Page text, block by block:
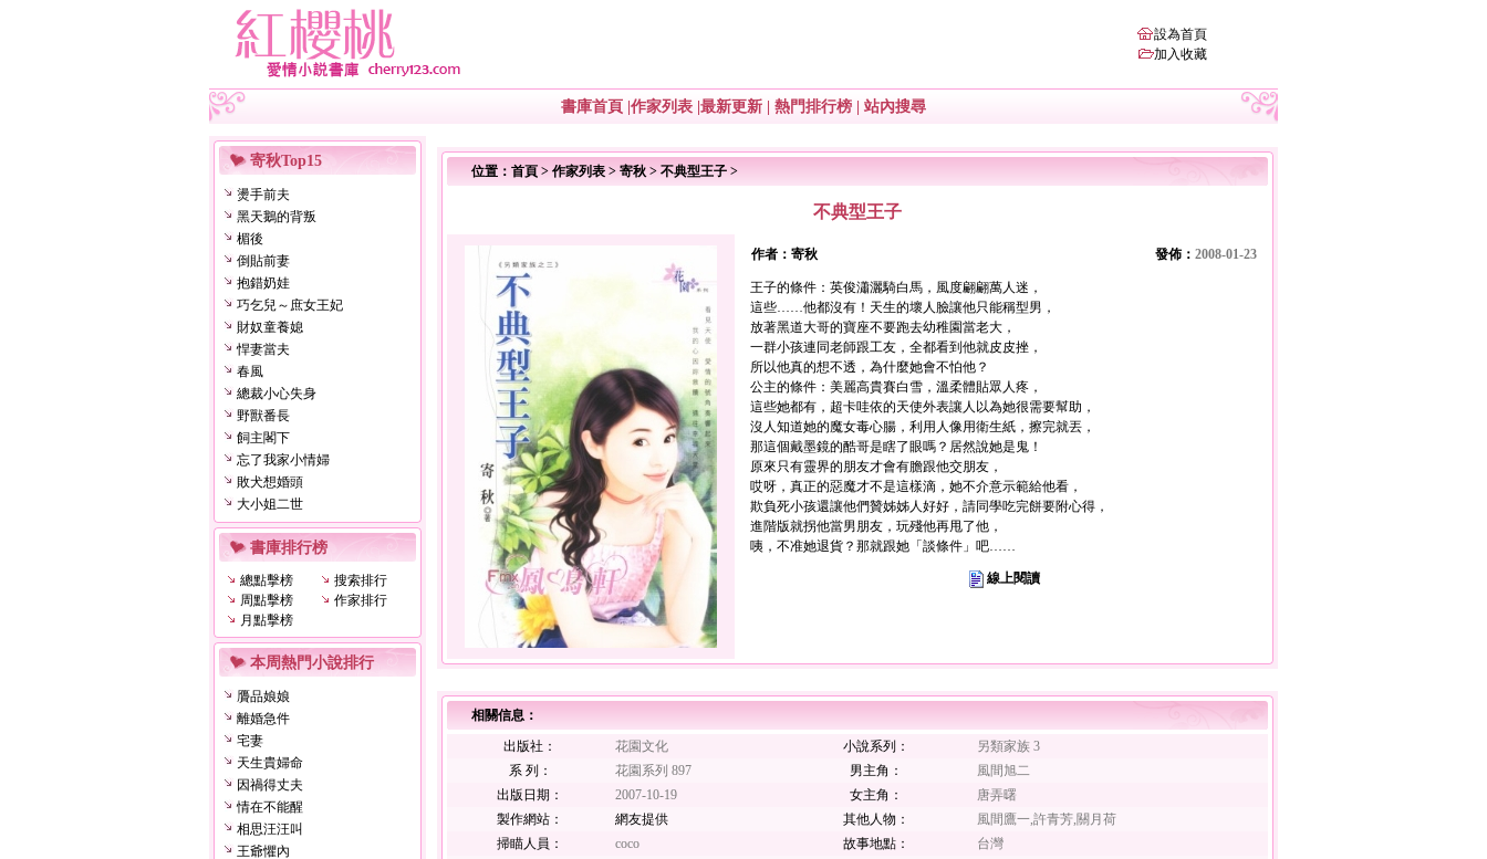
設為首頁
加入收藏
書庫首頁 作家列表 最新更新 熱門排行榜 站內搜尋
寄秋Top15
燙手前夫
黑天鵝的背叛
楣後
倒貼前妻
抱錯奶娃
巧乞兒～庶女王妃
財奴童養媳
悍妻當夫
春風
總裁小心失身
野獸番長
飼主閣下
忘了我家小情婦
敗犬想婚頭
大小姐二世
書庫排行榜
總點擊榜
搜索排行
周點擊榜
作家排行
月點擊榜
本周熱門小說排行
贗品娘娘
離婚急件
宅妻
天生貴婦命
因禍得丈夫
情在不能醒
相思汪汪叫
王爺懼內
位置： 首頁 > 作家列表 > 寄秋 > 不典型王子 >
不典型王子
作者： 寄秋 發佈： 2008-01-23
王子的條件：英俊瀟灑騎白馬，風度翩翩萬人迷，
這些……他都沒有！天生的壞人臉讓他只能稱型男，
放著黑道大哥的寶座不要跑去幼稚園當老大，
一群小孩連同老師跟工友，全都看到他就皮皮挫，
所以他真的想不透，為什麼她會不怕他？
公主的條件：美麗高貴賽白雪，溫柔體貼眾人疼，
這些她都有，超卡哇依的天使外表讓人以為她很需要幫助，
沒人知道她的魔女毒心腸，利用人像用衛生紙，擦完就丟，
那這個戴墨鏡的酷哥是瞎了眼嗎？居然說她是鬼！
原來只有靈界的朋友才會有膽跟他交朋友，
哎呀，真正的惡魔才不是這樣滴，她不介意示範給他看，
欺負死小孩還讓他們贊姊姊人好好，請同學吃完餅要附心得，
進階版就拐他當男朋友，玩殘他再甩了他，
咦，不准她退貨？那就跟她「談條件」吧……
線上閱讀
相關信息：
出版社：
花園文化 小說系列：
另類家族 3
系 列：
花園系列 897 男主角：
風間旭二
出版日期：
2007-10-19 女主角：
唐弄曙
製作網站：
網友提供 其他人物：
風間鷹一,許青芳,關月荷
掃瞄人員：
coco 故事地點：
台灣